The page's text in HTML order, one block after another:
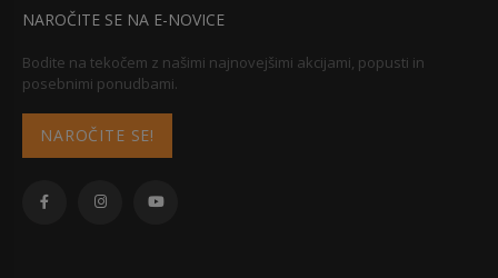
NAROČITE SE NA E-NOVICE
Bodite na tekočem z našimi najnovejšimi akcijami, popusti in
posebnimi ponudbami.
NAROČITE SE!